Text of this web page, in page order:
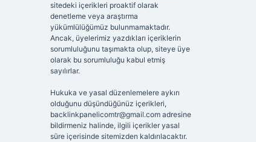
sitedeki içerikleri proaktif olarak
denetleme veya araştırma
yükümlülüğümüz bulunmamaktadır.
Ancak, üyelerimiz yazdıkları içeriklerin
sorumluluğunu taşımakta olup, siteye üye
olarak bu sorumluluğu kabul etmiş
sayılırlar.
Hukuka ve yasal düzenlemelere aykırı
olduğunu düşündüğünüz içerikleri,
backlinkpanelicomtr@gmail.comadresine
bildirmeniz halinde, ilgili içerikler yasal
süre içerisinde sitemizden kaldırılacaktır.